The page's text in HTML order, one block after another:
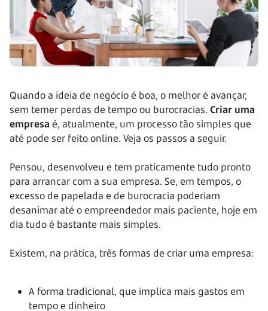
Quando a ideia de negócio é boa, o melhor é avançar,
sem temer perdas de tempo ou burocracias. Criar uma
empresa é, atualmente, um processo tão simples que
até pode ser feito online. Veja os passos a seguir.
Pensou, desenvolveu e tem praticamente tudo pronto
para arrancar com a sua empresa. Se, em tempos, o
excesso de papelada e de burocracia poderiam
desanimar até o empreendedor mais paciente, hoje em
dia tudo é bastante mais simples.
Existem, na prática, três formas de criar uma empresa:
A forma tradicional, que implica mais gastos em
tempo e dinheiro